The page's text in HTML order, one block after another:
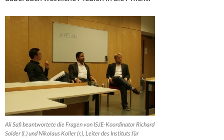
Ali Safi beantwortete die Fragen von ISJE-Koordinator Richard
Solder (l.) und Nikolaus Koller (r.), Leiter des Instituts für